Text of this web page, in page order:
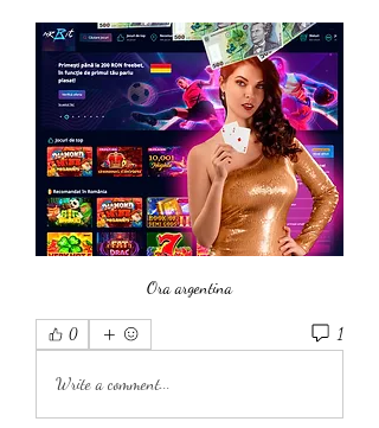
Ora argentina
0 1
Write a comment...